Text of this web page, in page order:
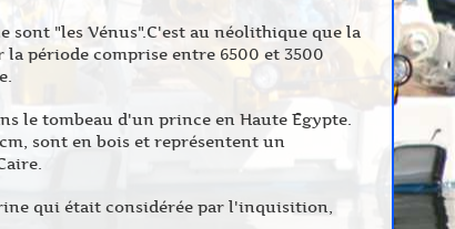
sont "les Vénus".C'est au néolithique que la
période comprise entre 6500 et 3500
le tombeau d'un prince en Haute Egypte.
sont en bois et représentent un
qui était considérée par l'inquisition,